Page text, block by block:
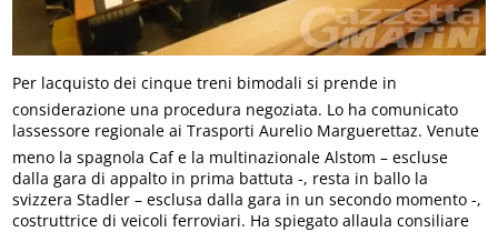
Per lacquisto dei cinque treni bimodali si prende in
considerazione una procedura negoziata. Lo ha comunicato
lassessore regionale ai Trasporti Aurelio Marguerettaz. Venute
meno la spagnola Caf e la multinazionale Alstom – escluse
dalla gara di appalto in prima battuta -, resta in ballo la
svizzera Stadler – esclusa dalla gara in un secondo momento -,
costruttrice di veicoli ferroviari. Ha spiegato allaula consiliare